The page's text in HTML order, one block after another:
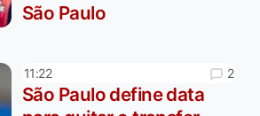
São Paulo
11:22 2
São Paulo define data